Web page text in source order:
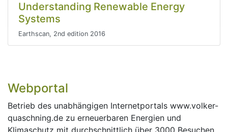
Understanding Renewable Energy
Systems
Earthscan, 2nd edition 2016
Webportal
Betrieb des unabhängigen Internetportals www.volker-
quaschning.de zu erneuerbaren Energien und